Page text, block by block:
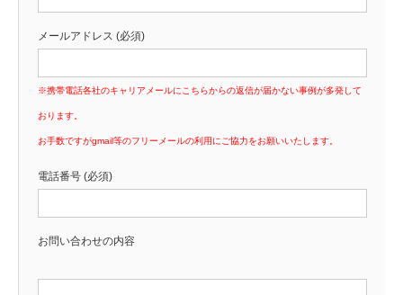
メールアドレス (必須)
※携帯電話各社のキャリアメールにこちらからの返信が届かない事例が多発して
おります。
お手数ですがgmail等のフリーメールの利用にご協力をお願いいたします。
電話番号 (必須)
お問い合わせの内容